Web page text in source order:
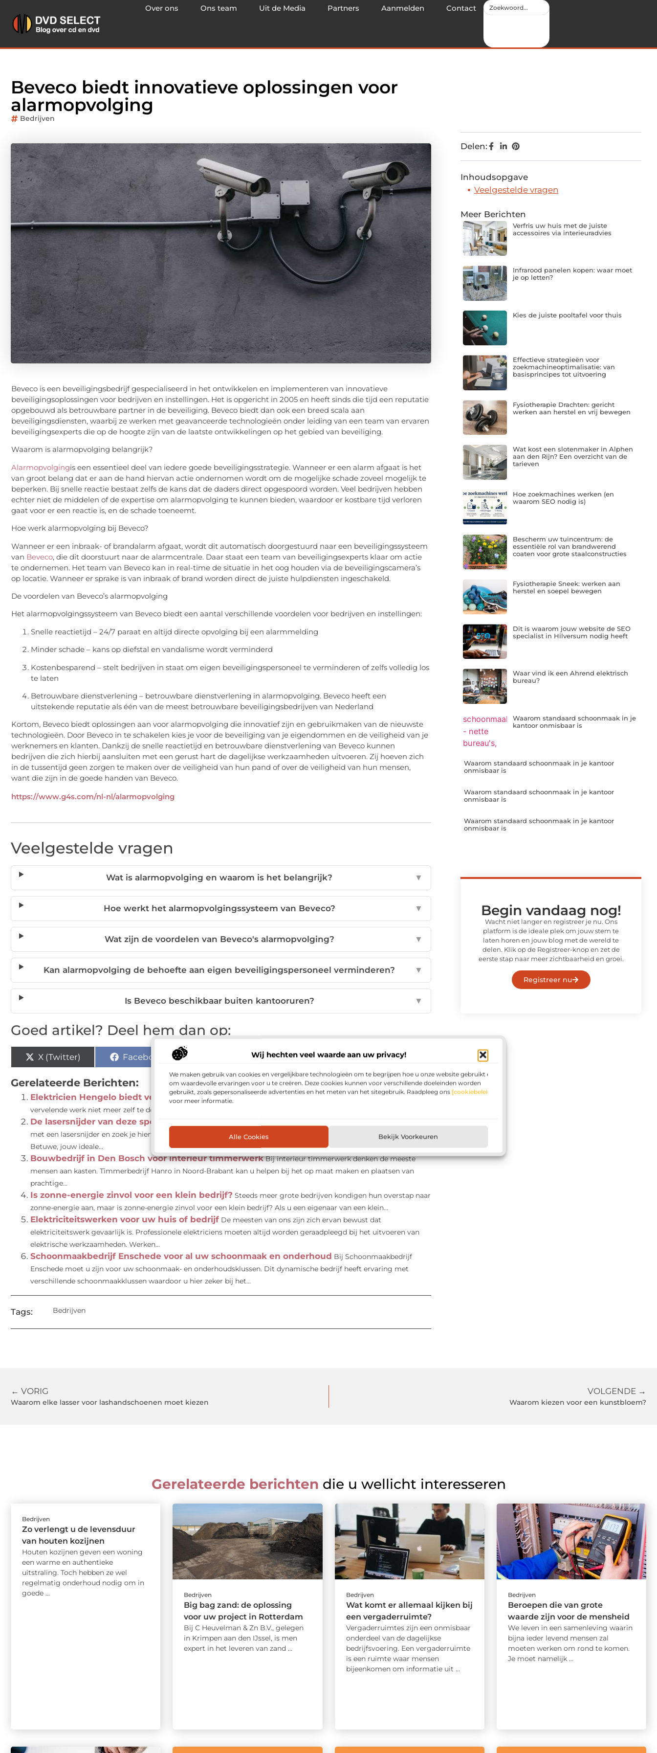
Wij hechten veel waarde aan uw privacy!
We maken gebruik van cookies en vergelijkbare technologieën om te begrijpen hoe u onze website gebruikt en
om waardevolle ervaringen voor u te creëren. Deze cookies kunnen voor verschillende doeleinden worden
gebruikt, zoals gepersonaliseerde advertenties en het meten van het sitegebruik. Raadpleeg ons [cookiebeleid]
voor meer informatie.
Alle Cookies Bekijk Voorkeuren
Over ons Ons team Uit de Media Partners Aanmelden Contact
Beveco biedt innovatieve oplossingen voor
alarmopvolging
Bedrijven
Beveco is een beveiligingsbedrijf gespecialiseerd in het ontwikkelen en implementeren van innovatieve
beveiligingsoplossingen voor bedrijven en instellingen. Het is opgericht in 2005 en heeft sinds die tijd een reputatie
opgebouwd als betrouwbare partner in de beveiliging. Beveco biedt dan ook een breed scala aan
beveiligingsdiensten, waarbij ze werken met geavanceerde technologieën onder leiding van een team van ervaren
beveiligingsexperts die op de hoogte zijn van de laatste ontwikkelingen op het gebied van beveiliging.
Waarom is alarmopvolging belangrijk?
Alarmopvolgingis een essentieel deel van iedere goede beveiligingsstrategie. Wanneer er een alarm afgaat is het
van groot belang dat er aan de hand hiervan actie ondernomen wordt om de mogelijke schade zoveel mogelijk te
beperken. Bij snelle reactie bestaat zelfs de kans dat de daders direct opgespoord worden. Veel bedrijven hebben
echter niet de middelen of de expertise om alarmopvolging te kunnen bieden, waardoor er kostbare tijd verloren
gaat voor er een reactie is, en de schade toeneemt.
Hoe werk alarmopvolging bij Beveco?
Wanneer er een inbraak- of brandalarm afgaat, wordt dit automatisch doorgestuurd naar een beveiligingssysteem
van Beveco, die dit doorstuurt naar de alarmcentrale. Daar staat een team van beveiligingsexperts klaar om actie
te ondernemen. Het team van Beveco kan in real-time de situatie in het oog houden via de beveiligingscamera’s
op locatie. Wanneer er sprake is van inbraak of brand worden direct de juiste hulpdiensten ingeschakeld.
De voordelen van Beveco’s alarmopvolging
Het alarmopvolgingssysteem van Beveco biedt een aantal verschillende voordelen voor bedrijven en instellingen:
Snelle reactietijd – 24/7 paraat en altijd directe opvolging bij een alarmmelding
Minder schade – kans op diefstal en vandalisme wordt verminderd
Kostenbesparend – stelt bedrijven in staat om eigen beveiligingspersoneel te verminderen of zelfs volledig los
te laten
Betrouwbare dienstverlening – betrouwbare dienstverlening in alarmopvolging. Beveco heeft een
uitstekende reputatie als één van de meest betrouwbare beveiligingsbedrijven van Nederland
Kortom, Beveco biedt oplossingen aan voor alarmopvolging die innovatief zijn en gebruikmaken van de nieuwste
technologieën. Door Beveco in te schakelen kies je voor de beveiliging van je eigendommen en de veiligheid van je
werknemers en klanten. Dankzij de snelle reactietijd en betrouwbare dienstverlening van Beveco kunnen
bedrijven die zich hierbij aansluiten met een gerust hart de dagelijkse werkzaamheden uitvoeren. Zij hoeven zich
in de tussentijd geen zorgen te maken over de veiligheid van hun pand of over de veiligheid van hun mensen,
want die zijn in de goede handen van Beveco.
https://www.g4s.com/nl-nl/alarmopvolging
Veelgestelde vragen
Wat is alarmopvolging en waarom is het belangrijk? ▼
Hoe werkt het alarmopvolgingssysteem van Beveco? ▼
Wat zijn de voordelen van Beveco's alarmopvolging? ▼
Kan alarmopvolging de behoefte aan eigen beveiligingspersoneel verminderen? ▼
Is Beveco beschikbaar buiten kantooruren? ▼
Goed artikel? Deel hem dan op:
X (Twitter) Facebook LinkedIn Email
Gerelateerde Berichten:
Elektricien Hengelo biedt veel diensten voor de beste prijs
Met een elektricien hoef je al dat
vervelende werk niet meer zelf te doen. Elektricien Hengelo kan je helpen en biedt verschillende diensten aan die...
De lasersnijder van deze specialist biedt jou alle mogelijkheden
met een lasersnijder en zoek je hiervoor dé specialist? Dan is André van Beynum uit Dodewaard, gemeente Neder-
Betuwe, jouw ideale...
Bouwbedrijf in Den Bosch voor interieur timmerwerk Bij interieur timmerwerk denken de meeste
mensen aan kasten. Timmerbedrijf Hanro in Noord-Brabant kan u helpen bij het op maat maken en plaatsen van
prachtige...
Is zonne-energie zinvol voor een klein bedrijf? Steeds meer grote bedrijven kondigen hun overstap naar
zonne-energie aan, maar is zonne-energie zinvol voor een klein bedrijf? Als u een eigenaar van een klein...
Elektriciteitswerken voor uw huis of bedrijf De meesten van ons zijn zich ervan bewust dat
elektriciteitswerk gevaarlijk is. Professionele elektriciens moeten altijd worden geraadpleegd bij het uitvoeren van
elektrische werkzaamheden. Werken...
Schoonmaakbedrijf Enschede voor al uw schoonmaak en onderhoud Bij Schoonmaakbedrijf
Enschede moet u zijn voor uw schoonmaak- en onderhoudsklussen. Dit dynamische bedrijf heeft ervaring met
verschillende schoonmaakklussen waardoor u hier zeker bij het...
Tags: Bedrijven
Delen:
Inhoudsopgave
Veelgestelde vragen
Meer Berichten
Verfris uw huis met de juiste
accessoires via interieuradvies
Infrarood panelen kopen: waar moet
je op letten?
Kies de juiste pooltafel voor thuis
Effectieve strategieën voor
zoekmachineoptimalisatie: van
basisprincipes tot uitvoering
Fysiotherapie Drachten: gericht
werken aan herstel en vrij bewegen
Wat kost een slotenmaker in Alphen
aan den Rijn? Een overzicht van de
tarieven
Hoe zoekmachines werken (en
waarom SEO nodig is)
Bescherm uw tuincentrum: de
essentiële rol van brandwerend
coaten voor grote staalconstructies
Fysiotherapie Sneek: werken aan
herstel en soepel bewegen
Dit is waarom jouw website de SEO
specialist in Hilversum nodig heeft
Waar vind ik een Ahrend elektrisch
bureau?
Waarom standaard schoonmaak in je
kantoor onmisbaar is
Waarom standaard schoonmaak in je kantoor
onmisbaar is
Waarom standaard schoonmaak in je kantoor
onmisbaar is
Waarom standaard schoonmaak in je kantoor
onmisbaar is
Begin vandaag nog!
Wacht niet langer en registreer je nu. Ons
platform is de ideale plek om jouw stem te
laten horen en jouw blog met de wereld te
delen. Klik op de Registreer-knop en zet de
eerste stap naar meer zichtbaarheid en groei.
Registreer nu
← VORIG
Waarom elke lasser voor lashandschoenen moet kiezen
VOLGENDE →
Waarom kiezen voor een kunstbloem?
Gerelateerde berichten die u wellicht interesseren
Bedrijven
Zo verlengt u de levensduur
van houten kozijnen
Houten kozijnen geven een woning
een warme en authentieke
uitstraling. Toch hebben ze wel
regelmatig onderhoud nodig om in
goede ...
Bedrijven
Big bag zand: de oplossing
voor uw project in Rotterdam
Bij C Heuvelman & Zn B.V., gelegen
in Krimpen aan den IJssel, is men
expert in het leveren van zand ...
Bedrijven
Wat komt er allemaal kijken bij
een vergaderruimte?
Vergaderruimtes zijn een onmisbaar
onderdeel van de dagelijkse
bedrijfsvoering. Een vergaderruimte
is een ruimte waar mensen
bijeenkomen om informatie uit ...
Bedrijven
Beroepen die van grote
waarde zijn voor de mensheid
We leven in een samenleving waarin
bijna ieder levend mensen zal
moeten werken om rond te komen.
Je moet namelijk ...